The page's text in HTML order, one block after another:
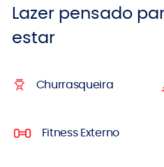
Lazer pensado
estar
Churrasqueira
Fitness Externo